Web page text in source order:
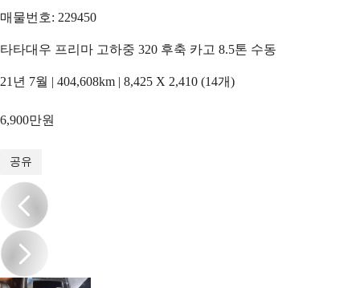
매물번호: 229450
타타대우 프리마 고하중 320 후축 카고 8.5톤 수동
21년 7월 | 404,608km | 8,425 X 2,410 (14개)
6,900만원
공유
/17